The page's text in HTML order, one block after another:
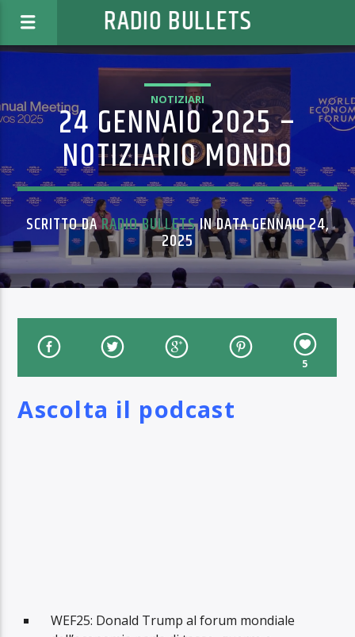
RADIO BULLETS
NOTIZIARI
24 GENNAIO 2025 –
NOTIZIARIO MONDO
SCRITTO DARADIO BULLETSIN DATA GENNAIO 24,
2025
5
Ascolta il podcast
WEF25: Donald Trump al forum mondiale